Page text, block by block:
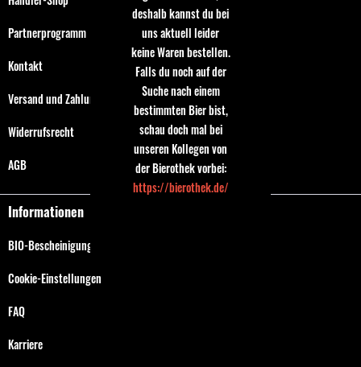
Partnerprogramm
Kontakt
Versand und Zahlungsbedingungen
Widerrufsrecht
AGB
Informationen
BIO-Bescheinigung
Cookie-Einstellungen
FAQ
Karriere
deshalb kannst du bei
uns aktuell leider
keine Waren bestellen.
Falls du noch auf der
Suche nach einem
bestimmten Bier bist,
schau doch mal bei
unseren Kollegen von
der Bierothek vorbei:
https://bierothek.de/